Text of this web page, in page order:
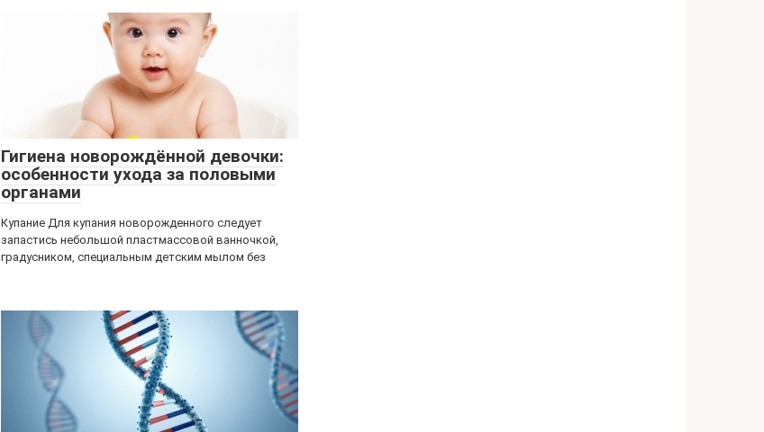
Гигиена новорождённой девочки:
особенности ухода за половыми
органами
Купание Для купания новорожденного следует
запастись небольшой пластмассовой ванночкой,
градусником, специальным детским мылом без